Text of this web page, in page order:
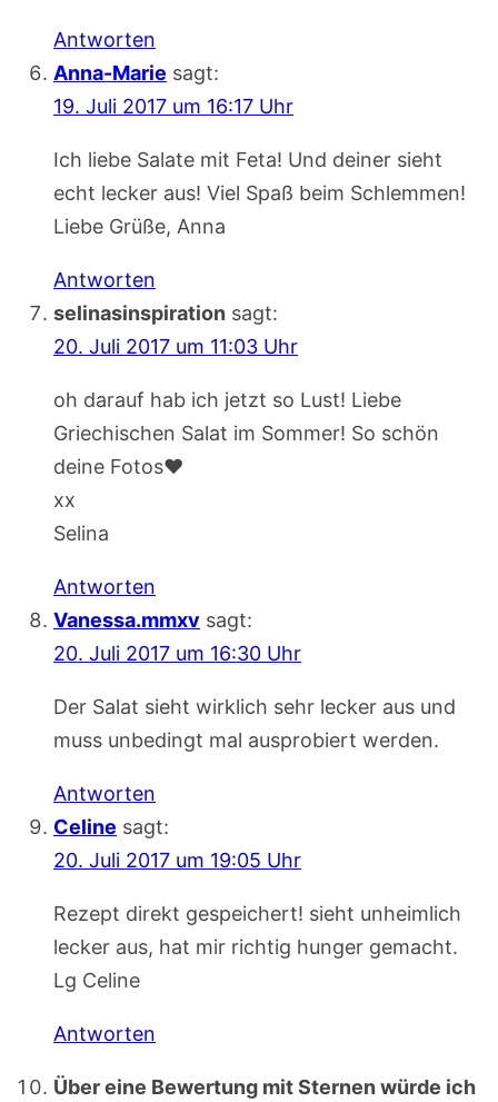
Antworten
Anna-Marie sagt:
19. Juli 2017 um 16:17 Uhr
Ich liebe Salate mit Feta! Und deiner sieht
echt lecker aus! Viel Spaß beim Schlemmen!
Liebe Grüße, Anna
Antworten
selinasinspiration sagt:
20. Juli 2017 um 11:03 Uhr
oh darauf hab ich jetzt so Lust! Liebe
Griechischen Salat im Sommer! So schön
deine Fotos♥
xx
Selina
Antworten
Vanessa.mmxv sagt:
20. Juli 2017 um 16:30 Uhr
Der Salat sieht wirklich sehr lecker aus und
muss unbedingt mal ausprobiert werden.
Antworten
Celine sagt:
20. Juli 2017 um 19:05 Uhr
Rezept direkt gespeichert! sieht unheimlich
lecker aus, hat mir richtig hunger gemacht.
Lg Celine
Antworten
Über eine Bewertung mit Sternen würde ich